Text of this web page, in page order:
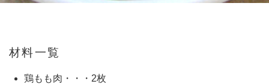
材料一覧
鶏もも肉・・・2枚